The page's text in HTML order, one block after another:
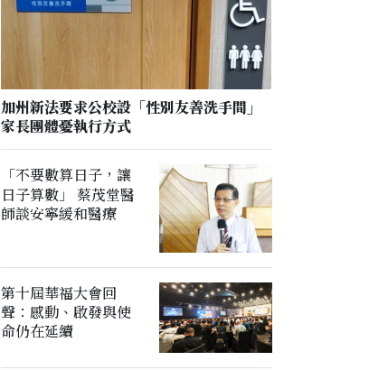
加州新法要求公校設「性別友善洗手間」
家長團體憂執行方式
「不要數算日子，讓
日子算數」 蔡茂堂醫
師談安寧緩和醫療
第十屆華福大會回
聲：感動、啟發與使
命仍在延續